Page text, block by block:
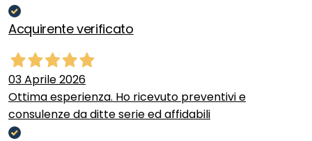
Acquirente verificato
03 Aprile 2026
Ottima esperienza. Ho ricevuto preventivi e
consulenze da ditte serie ed affidabili